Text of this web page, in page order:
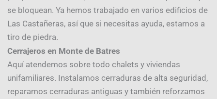
se bloquean. Ya hemos trabajado en varios edificios de
Las Castañeras, así que si necesitas ayuda, estamos a
tiro de piedra.
Cerrajeros en Monte de Batres
Aquí atendemos sobre todo chalets y viviendas
unifamiliares. Instalamos cerraduras de alta seguridad,
reparamos cerraduras antiguas y también reforzamos